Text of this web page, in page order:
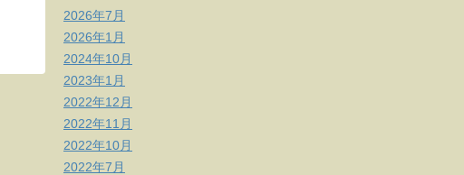
2026年7月
2026年1月
2024年10月
2023年1月
2022年12月
2022年11月
2022年10月
2022年7月